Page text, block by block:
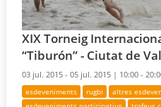
XIX Torneig
“Tiburón” - Ciutat de
03 jul. 2015 - 05 jul. 2015 | 10:00 -
esdeveniments rugbi altres